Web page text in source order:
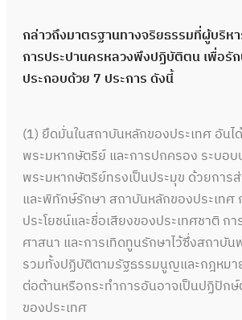
กล่าวถึงมาตรฐานทางจริยธรรมที่ผู้บริห
การประปานครหลวงพึงปฏิบัติตน เพื่อรั
ประกอบด้วย 7 ประการ ดังนี้
(1) ยึดมั่นในสถาบันหลักของประเทศ อันไ
พระมหากษัตริย์ และการปกครอง ระบอบ
พระมหากษัตริย์ทรงเป็นประมุข ด้วยการ
และพิทักษ์รักษา สถาบันหลักของประเทศ
ประโยชน์และชื่อเสียงของประเทศชาติ ก
ศาสนา และการเทิดทูนรักษาไว้ซึ่งสถาบั
รวมทั้งปฏิบัติตามรัฐธรรมนูญและกฎหมา
ต่อต้านหรือกระทำการอันอาจเป็นปฏิปัก
ของประเทศ